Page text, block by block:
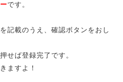
です。
記載のうえ、確認ボタンをおし
せば登録完了です。
ますよ！